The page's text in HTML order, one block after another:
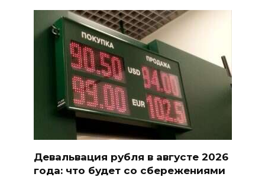
Девальвация рубля в августе 2026
года: что будет со сбережениями